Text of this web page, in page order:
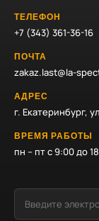
ТЕЛЕФОН
+7 (343) 361-36-16
ПОЧТА
zakaz.last@la-
АДРЕС
г. Екатеринбург,
ВРЕМЯ РАБОТЫ
пн – пт с 9:00 до